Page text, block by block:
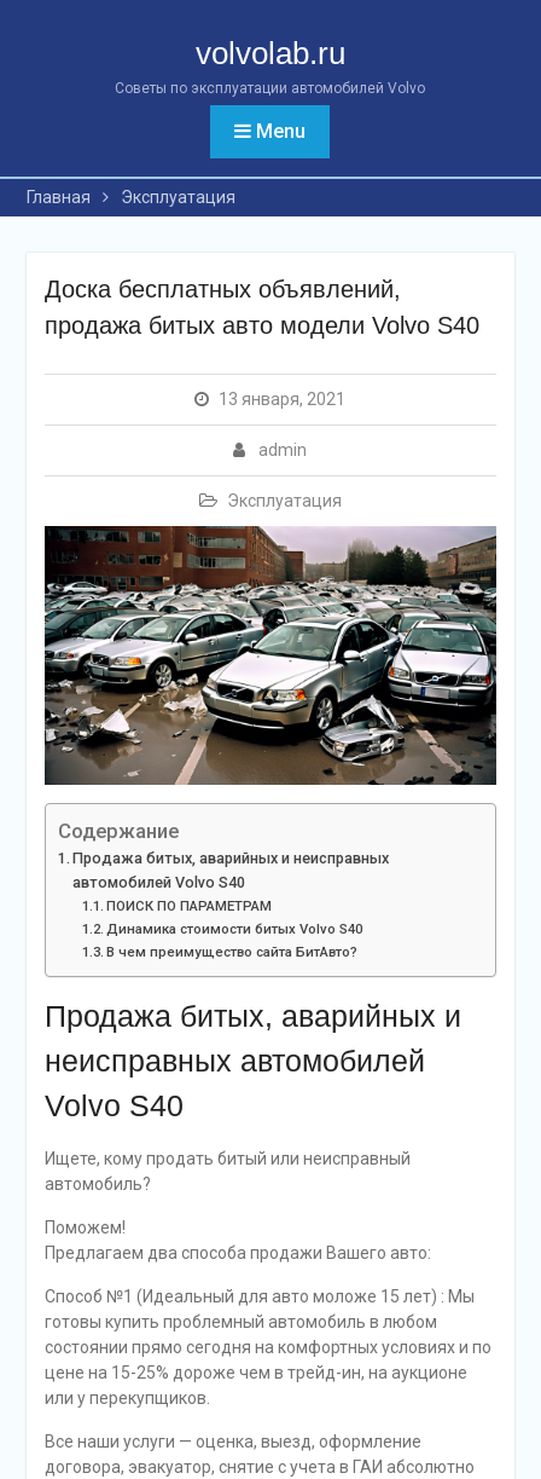
volvolab.ru
Советы по эксплуатации автомобилей Volvo
Menu
Главная Эксплуатация
Доска бесплатных объявлений,
продажа битых авто модели Volvo S40
13 января, 2021
admin
Эксплуатация
Содержание
Продажа битых, аварийных и неисправных
автомобилей Volvo S40
ПОИСК ПО ПАРАМЕТРАМ
Динамика стоимости битых Volvo S40
В чем преимущество сайта БитАвто?
Продажа битых, аварийных и
неисправных автомобилей
Volvo S40
Ищете, кому продать битый или неисправный
автомобиль?
Поможем!
Предлагаем два способа продажи Вашего авто:
Способ №1 (Идеальный для авто моложе 15 лет) : Мы
готовы купить проблемный автомобиль в любом
состоянии прямо сегодня на комфортных условиях и по
цене на 15-25% дороже чем в трейд-ин, на аукционе
или у перекупщиков.
Все наши услуги — оценка, выезд, оформление
договора, эвакуатор, снятие с учета в ГАИ абсолютно